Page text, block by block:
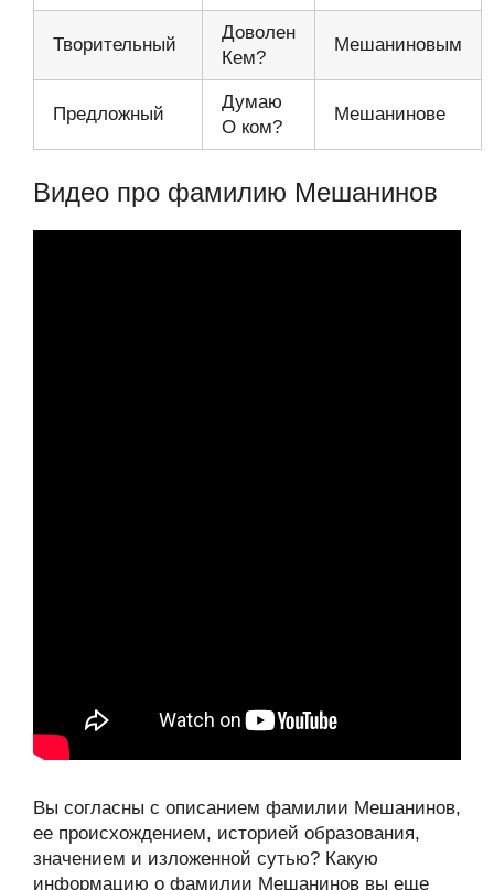
Творительный
Доволен
Кем?
Мешаниновым
Предложный
Думаю
О ком?
Мешанинове
Видео про фамилию Мешанинов
Вы согласны с описанием фамилии Мешанинов,
ее происхождением, историей образования,
значением и изложенной сутью? Какую
информацию о фамилии Мешанинов вы еще